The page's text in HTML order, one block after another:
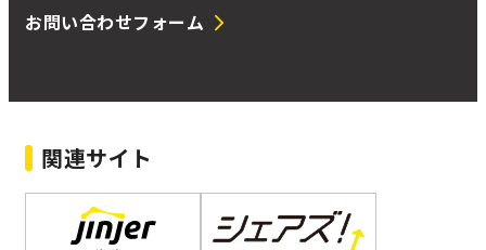
お問い合わせフォーム
関連サイト